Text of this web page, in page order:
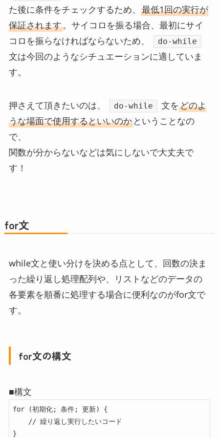
た後に条件をチェックするため、 最低1回の実行が
保証されます。サイコロを振る場合、最初にサイ
コロを振らなければならないため、
do-while
文は今回のようなシチュエーションに適していま
す。
押さえて頂きたいのは、 do-while 文をどのよ
うな場面で使用するといいのかということなの
で、
関数が分からないなどは気にしないで大丈夫で
す！
for文
while文と使い分けを決める点として、回数の決ま
った繰り返し処理配列や、リストなどのデータの
各要素を順番に処理する場合に便利なのがfor文で
す。
for文の構文
■構文
for (初期化; 条件; 更新) {
}